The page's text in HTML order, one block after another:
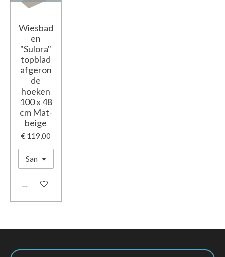
Wiesbad
en
"Sulora"
topblad
afgeron
de
hoeken
100 x 48
cm Mat-
beige
€ 119,00
Houd mij op de hoogte